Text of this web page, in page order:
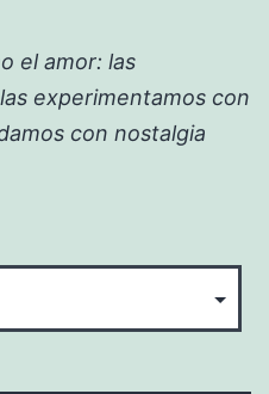
el amor: las
experimentamos con
con nostalgia